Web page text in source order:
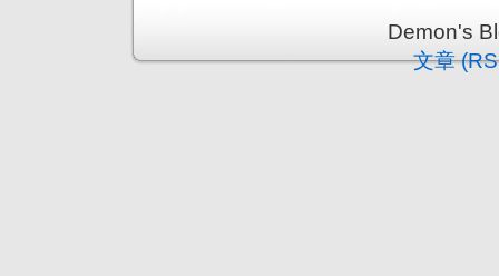
Demon's
文章